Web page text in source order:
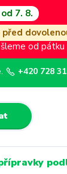
7. 8.
od pátku
+420 728